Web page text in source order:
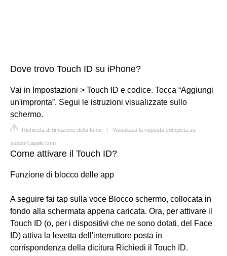
Dove trovo Touch ID su iPhone?
Vai in Impostazioni > Touch ID e codice. Tocca “Aggiungi
un'impronta”. Segui le istruzioni visualizzate sullo
schermo.
Richiesta di rimozione della fonte | Visualizza la risposta completa su
support.apple.com
Come attivare il Touch ID?
Funzione di blocco delle app
A seguire fai tap sulla voce Blocco schermo, collocata in
fondo alla schermata appena caricata. Ora, per attivare il
Touch ID (o, per i dispositivi che ne sono dotati, del Face
ID) attiva la levetta dell'interruttore posta in
corrispondenza della dicitura Richiedi il Touch ID.